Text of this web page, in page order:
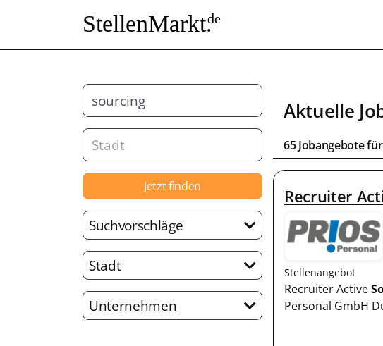
StellenMarkt.de
Jetzt finden
Suchvorschläge
Stadt
Unternehmen
Aktuelle
65 Jobangebote für
Recruiter
Stellenangebot
Recruiter Active
Personal GmbH